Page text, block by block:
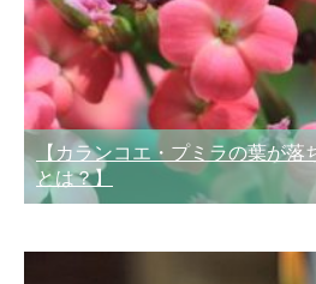
【カランコエ・プミラの葉が
とは？】